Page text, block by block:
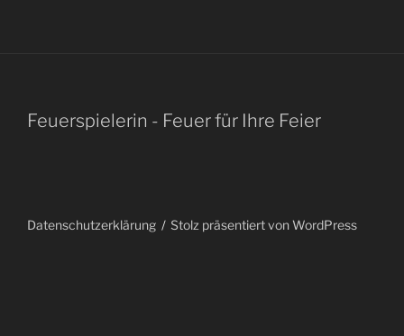
Feuerspielerin - Feuer für Ihre Feier
Datenschutzerklärung Stolz präsentiert von WordPress